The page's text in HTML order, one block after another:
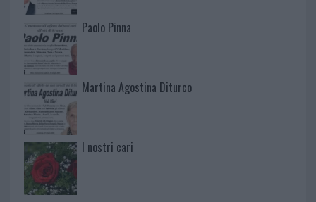
Paolo Pinna
Martina Agostina Diturco
I nostri cari